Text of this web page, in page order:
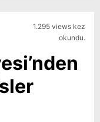
1.295 views kez
okundu.